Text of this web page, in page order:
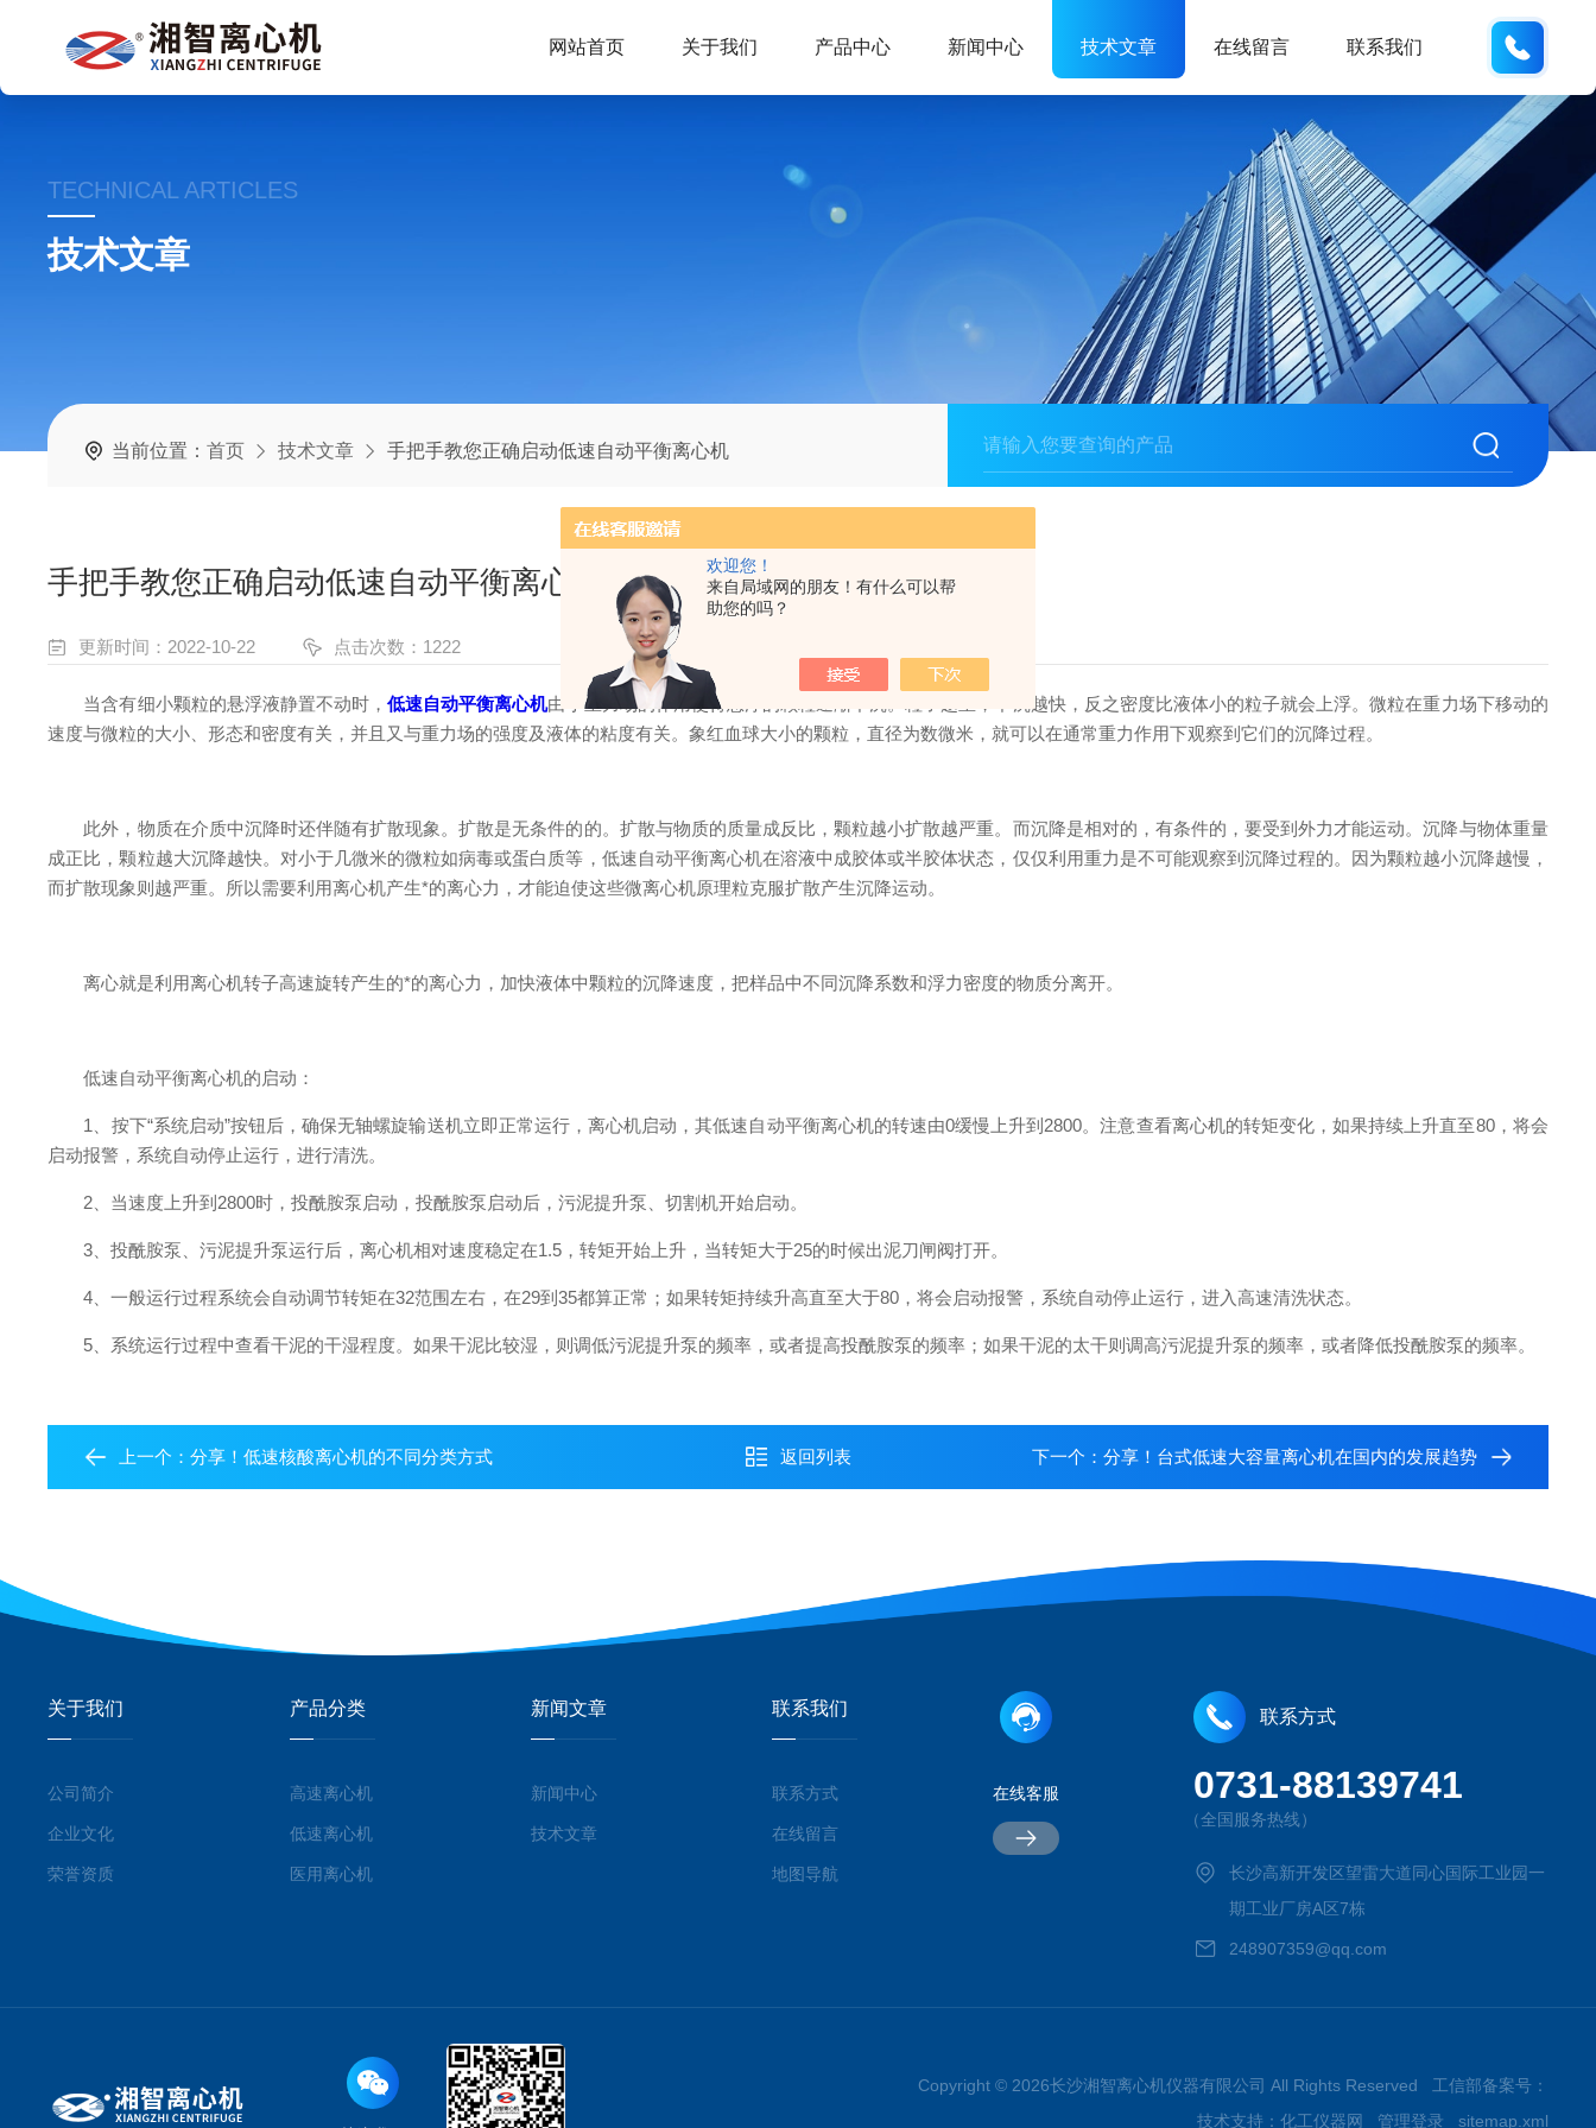
欢迎您！
来自局域网的朋友！有什么可以帮
助您的吗？
网站首页 关于我们 产品中心 新闻中心 技术文章 在线留言 联系我们
TECHNICAL ARTICLES
技术文章
当前位置：首页 技术文章 手把手教您正确启动低速自动平衡离心机
手把手教您正确启动低速自动平衡离心机
更新时间：2022-10-22 点击次数：1222
当含有细小颗粒的悬浮液静置不动时，低速自动平衡离心机由于重力场的作用使得悬浮的颗粒逐渐下沉。粒子越重，下沉越快，反之密度比液体小的粒子就会上浮。微粒在重力场下移动的
速度与微粒的大小、形态和密度有关，并且又与重力场的强度及液体的粘度有关。象红血球大小的颗粒，直径为数微米，就可以在通常重力作用下观察到它们的沉降过程。
此外，物质在介质中沉降时还伴随有扩散现象。扩散是无条件的的。扩散与物质的质量成反比，颗粒越小扩散越严重。而沉降是相对的，有条件的，要受到外力才能运动。沉降与物体重量
成正比，颗粒越大沉降越快。对小于几微米的微粒如病毒或蛋白质等，低速自动平衡离心机在溶液中成胶体或半胶体状态，仅仅利用重力是不可能观察到沉降过程的。因为颗粒越小沉降越慢，
而扩散现象则越严重。所以需要利用离心机产生*的离心力，才能迫使这些微离心机原理粒克服扩散产生沉降运动。
离心就是利用离心机转子高速旋转产生的*的离心力，加快液体中颗粒的沉降速度，把样品中不同沉降系数和浮力密度的物质分离开。
低速自动平衡离心机的启动：
1、按下“系统启动”按钮后，确保无轴螺旋输送机立即正常运行，离心机启动，其低速自动平衡离心机的转速由0缓慢上升到2800。注意查看离心机的转矩变化，如果持续上升直至80，将会
启动报警，系统自动停止运行，进行清洗。
2、当速度上升到2800时，投酰胺泵启动，投酰胺泵启动后，污泥提升泵、切割机开始启动。
3、投酰胺泵、污泥提升泵运行后，离心机相对速度稳定在1.5，转矩开始上升，当转矩大于25的时候出泥刀闸阀打开。
4、一般运行过程系统会自动调节转矩在32范围左右，在29到35都算正常；如果转矩持续升高直至大于80，将会启动报警，系统自动停止运行，进入高速清洗状态。
5、系统运行过程中查看干泥的干湿程度。如果干泥比较湿，则调低污泥提升泵的频率，或者提高投酰胺泵的频率；如果干泥的太干则调高污泥提升泵的频率，或者降低投酰胺泵的频率。
上一个：分享！低速核酸离心机的不同分类方式 返回列表 下一个： 分享！台式低速大容量离心机在国内的发展趋势
关于我们
公司简介
企业文化
荣誉资质
产品分类
高速离心机
低速离心机
医用离心机
新闻文章
新闻中心
技术文章
联系我们
联系方式
在线留言
地图导航
在线客服
联系方式
0731-88139741
（全国服务热线）
长沙高新开发区望雷大道同心国际工业园一
期工业厂房A区7栋
248907359@qq.com
Copyright © 2026长沙湘智离心机仪器有限公司 All Rights Reserved 工信部备案号：
技术支持： 化工仪器网 管理登录 sitemap.xml